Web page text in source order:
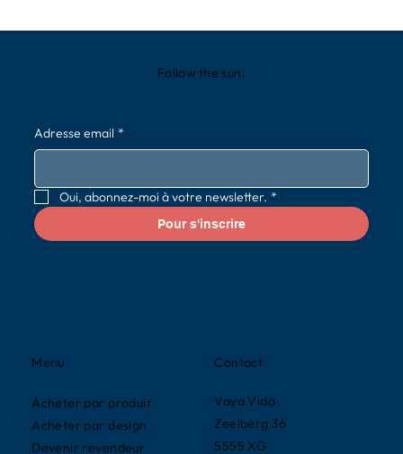
Contact
Vaya Vida
Zeelberg 36
5555 XG
Menu
Acheter par produit
Acheter par design
Devenir revendeur
Follow the sun.
Adresse email *
Oui, abonnez-moi à votre newsletter. *
Pour s'inscrire